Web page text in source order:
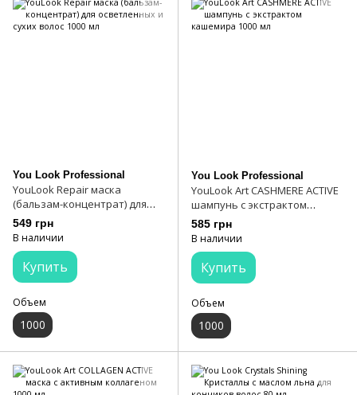
You Look Professional
YouLook Repair маска
(бальзам-концентрат) для
осветленных и сухих волос
1000 мл
549 грн
В наличии
Купить
Объем
1000
You Look Professional
YouLook Art CASHMERE ACTIVE
шампунь с экстрактом
кашемира 1000 мл
585 грн
В наличии
Купить
Объем
1000